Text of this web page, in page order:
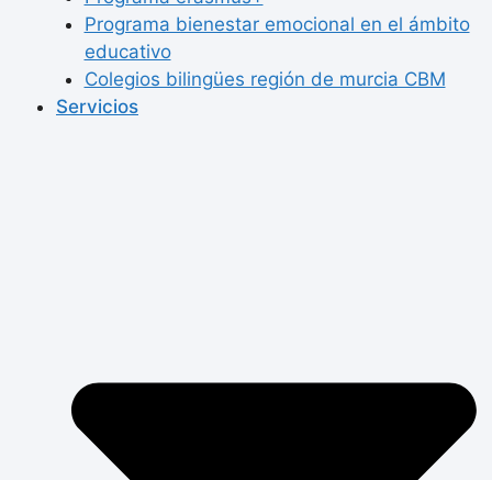
Programa bienestar emocional en el ámbito
educativo
Colegios bilingües región de murcia CBM
Servicios